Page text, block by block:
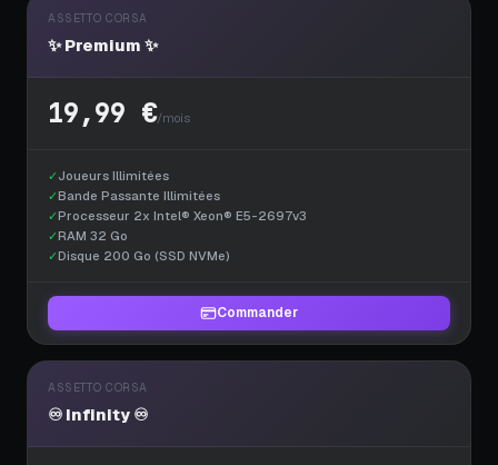
ASSETTO CORSA
✨ Premium ✨
19,99 €/mois
✓ Joueurs Illimitées
✓Bande Passante Illimitées
✓Processeur 2x Intel® Xeon® E5-2697v3
✓RAM 32 Go
✓Disque 200 Go (SSD NVMe)
Commander
ASSETTO CORSA
♾️ Infinity ♾️